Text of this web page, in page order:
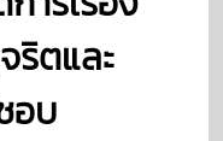
ริตและ
อบ